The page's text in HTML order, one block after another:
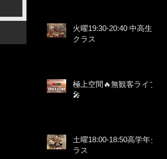
火曜19:30-20:40 中高生
クラス
極上空間🔥無観客ライブ
🎤
土曜18:00-18:50高学年ク
ラス